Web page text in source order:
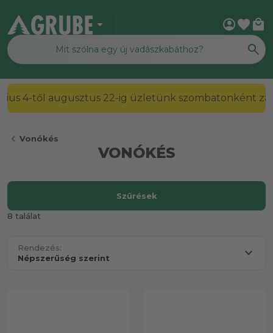
arrow_drop_down account_circlefavorite local_mall
4-től augusztus 22-ig üzletünk szombatonként
chevron_left Vonókés
VONÓKÉS
8 találat
Rendezés:
Szűrések